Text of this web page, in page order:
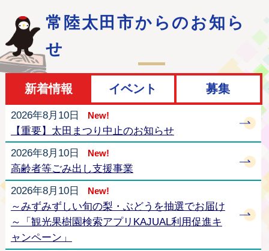
常陸太田市からのお知ら
せ
新着情報 イベント 募集
2026年8月10日 New!
【重要】太田まつり中止のお知らせ
2026年8月10日
New!
高齢者等ごみ出し支援事業
2026年8月10日
New!
～みずみずしい旬の梨・ぶどうを抽選でお届け
～「観光果樹園検索アプリKAJUAL利用促進キ
ャンペーン」